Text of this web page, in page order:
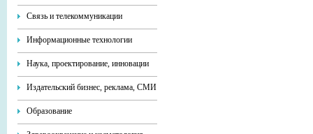
Связь и телекоммуникации
Информационные технологии
Наука, проектирование, инновации
Издательский бизнес, реклама, СМИ
Образование